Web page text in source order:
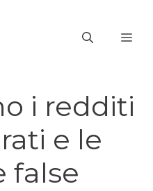
i redditi
e le
false